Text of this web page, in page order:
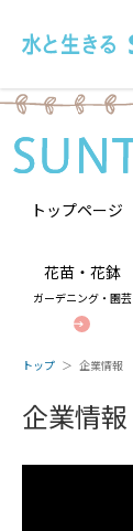
トップページ
花苗・花鉢
ガーデニング・園芸
トップ 企業情報
企業情報